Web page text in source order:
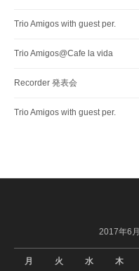
Trio Amigos with guest per.
Trio Amigos@Cafe la vida
Recorder 発表会
Trio Amigos with guest per.
2017年6月
月 火 水 木